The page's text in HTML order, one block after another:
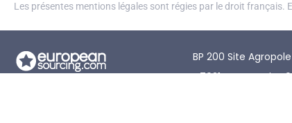
Les présentes mentions légales sont régies par le droit
BP 200 Site Agropole
47931 Agen Cedex